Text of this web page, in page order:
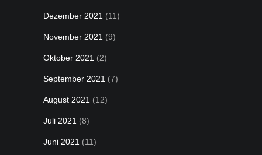
Dezember 2021 (11)
November 2021 (9)
Oktober 2021 (2)
September 2021 (7)
August 2021 (12)
Juli 2021 (8)
Juni 2021 (11)